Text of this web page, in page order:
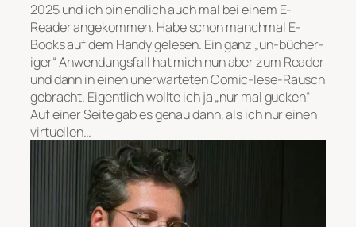
2025 und ich bin endlich auch mal bei einem E-
Reader angekommen. Habe schon manchmal E-
Books auf dem Handy gelesen. Ein ganz „un-bücher-
iger“ Anwendungsfall hat mich nun aber zum Reader
und dann in einen unerwarteten Comic-lese-Rausch
gebracht. Eigentlich wollte ich ja „nur mal gucken“
Auf einer Seite gab es genau dann, als ich nur einen
virtuellen…